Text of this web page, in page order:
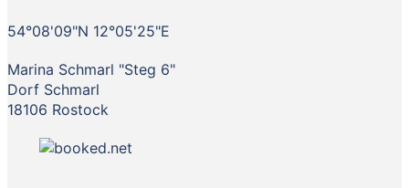
54°08'09"N 12°05'25"E
Marina Schmarl "Steg 6"
Dorf Schmarl
18106 Rostock